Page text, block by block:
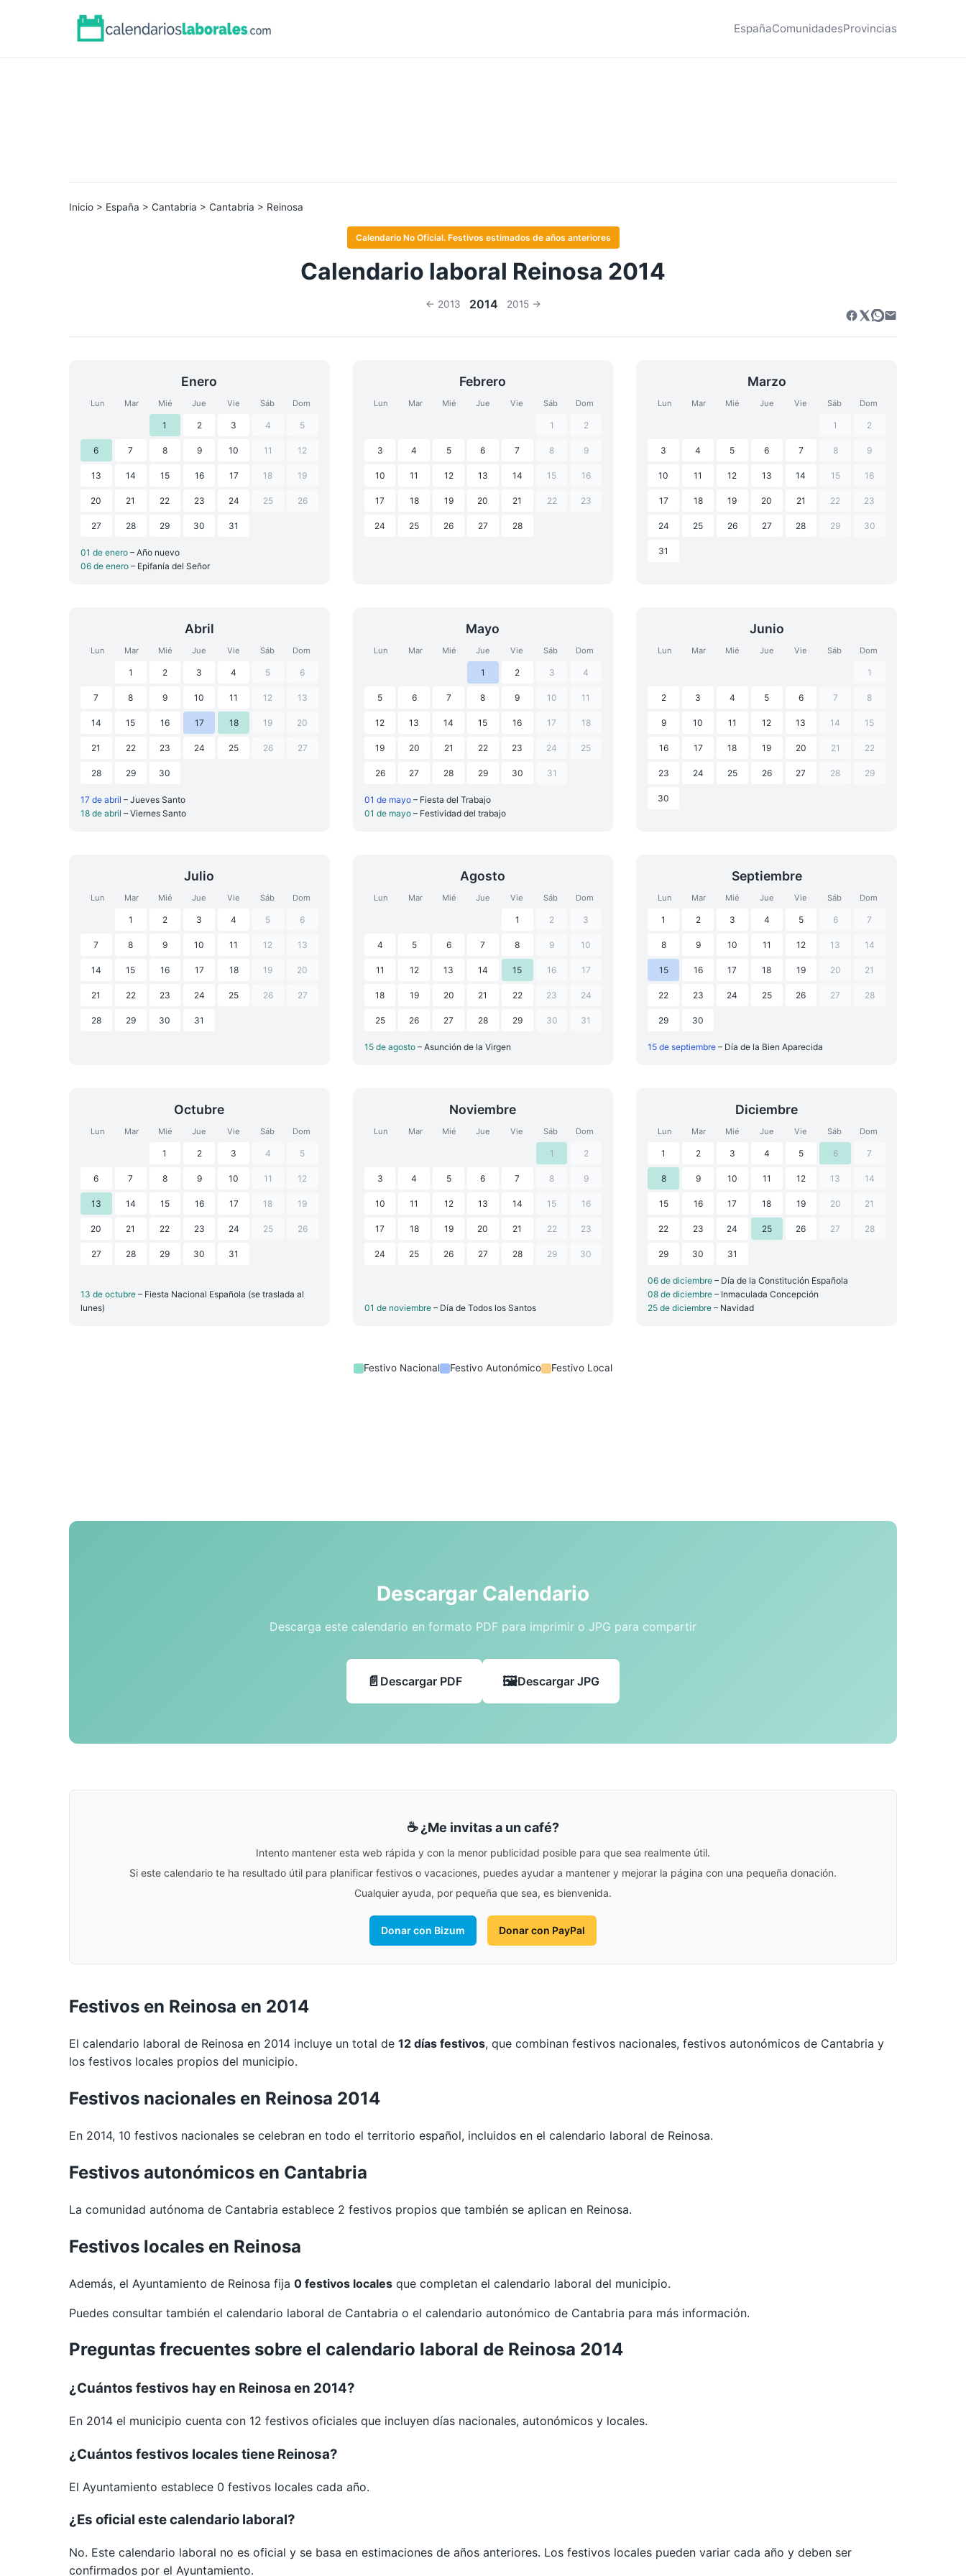
EspañaComunidadesProvincias
Inicio > España > Cantabria > Cantabria > Reinosa
Calendario No Oficial. Festivos estimados de años anteriores
Calendario laboral Reinosa 2014
← 2013 2014 2015 →
Enero
Lun Mar Mié Jue Vie Sáb Dom
1 2 3 4 5
6 7 8 9 10 11 12
13 14 15 16 17 18 19
20 21 22 23 24 25 26
27 28 29 30 31
01 de enero – Año nuevo
06 de enero – Epifanía del Señor
Febrero
Lun Mar Mié Jue Vie Sáb Dom
1 2
3 4 5 6 7 8 9
10 11 12 13 14 15 16
17 18 19 20 21 22 23
24 25 26 27 28
Marzo
Lun Mar Mié Jue Vie Sáb Dom
1 2
3 4 5 6 7 8 9
10 11 12 13 14 15 16
17 18 19 20 21 22 23
24 25 26 27 28 29 30
31
Abril
Lun Mar Mié Jue Vie Sáb Dom
1 2 3 4 5 6
7 8 9 10 11 12 13
14 15 16 17 18 19 20
21 22 23 24 25 26 27
28 29 30
17 de abril – Jueves Santo
18 de abril – Viernes Santo
Mayo
Lun Mar Mié Jue Vie Sáb Dom
1 2 3 4
5 6 7 8 9 10 11
12 13 14 15 16 17 18
19 20 21 22 23 24 25
26 27 28 29 30 31
01 de mayo – Fiesta del Trabajo
01 de mayo – Festividad del trabajo
Junio
Lun Mar Mié Jue Vie Sáb Dom
1
2 3 4 5 6 7 8
9 10 11 12 13 14 15
16 17 18 19 20 21 22
23 24 25 26 27 28 29
30
Julio
Lun Mar Mié Jue Vie Sáb Dom
1 2 3 4 5 6
7 8 9 10 11 12 13
14 15 16 17 18 19 20
21 22 23 24 25 26 27
28 29 30 31
Agosto
Lun Mar Mié Jue Vie Sáb Dom
1 2 3
4 5 6 7 8 9 10
11 12 13 14 15 16 17
18 19 20 21 22 23 24
25 26 27 28 29 30 31
15 de agosto – Asunción de la Virgen
Septiembre
Lun Mar Mié Jue Vie Sáb Dom
1 2 3 4 5 6 7
8 9 10 11 12 13 14
15 16 17 18 19 20 21
22 23 24 25 26 27 28
29 30
15 de septiembre– Día de la Bien Aparecida
Octubre
Lun Mar Mié Jue Vie Sáb Dom
1 2 3 4 5
6 7 8 9 10 11 12
13 14 15 16 17 18 19
20 21 22 23 24 25 26
27 28 29 30 31
13 de octubre – Fiesta Nacional Española (se traslada al
lunes)
Noviembre
Lun Mar Mié Jue Vie Sáb Dom
1 2
3 4 5 6 7 8 9
10 11 12 13 14 15 16
17 18 19 20 21 22 23
24 25 26 27 28 29 30
01 de noviembre – Día de Todos los Santos
Diciembre
Lun Mar Mié Jue Vie Sáb Dom
1 2 3 4 5 6 7
8 9 10 11 12 13 14
15 16 17 18 19 20 21
22 23 24 25 26 27 28
29 30 31
06 de diciembre– Día de la Constitución Española
08 de diciembre– Inmaculada Concepción
25 de diciembre– Navidad
Festivo Nacional Festivo Autonómico Festivo Local
Descargar Calendario
Descarga este calendario en formato PDF para imprimir o JPG para compartir
Descargar PDF Descargar JPG
☕ ¿Me invitas a un café?
Intento mantener esta web rápida y con la menor publicidad posible para que sea realmente útil.
Si este calendario te ha resultado útil para planificar festivos o vacaciones, puedes ayudar a mantener y mejorar la página con una pequeña donación.
Cualquier ayuda, por pequeña que sea, es bienvenida.
Donar con Bizum Donar con PayPal
Festivos en Reinosa en 2014
El calendario laboral de Reinosa en 2014 incluye un total de 12 días festivos, que combinan festivos nacionales, festivos autonómicos de Cantabria y
los festivos locales propios del municipio.
Festivos nacionales en Reinosa 2014
En 2014, 10 festivos nacionales se celebran en todo el territorio español, incluidos en el calendario laboral de Reinosa.
Festivos autonómicos en Cantabria
La comunidad autónoma de Cantabria establece 2 festivos propios que también se aplican en Reinosa.
Festivos locales en Reinosa
Además, el Ayuntamiento de Reinosa fija 0 festivos locales que completan el calendario laboral del municipio.
Puedes consultar también el calendario laboral de Cantabria o el calendario autonómico de Cantabria para más información.
Preguntas frecuentes sobre el calendario laboral de Reinosa 2014
¿Cuántos festivos hay en Reinosa en 2014?
En 2014 el municipio cuenta con 12 festivos oficiales que incluyen días nacionales, autonómicos y locales.
¿Cuántos festivos locales tiene Reinosa?
El Ayuntamiento establece 0 festivos locales cada año.
¿Es oficial este calendario laboral?
No. Este calendario laboral no es oficial y se basa en estimaciones de años anteriores. Los festivos locales pueden variar cada año y deben ser
confirmados por el Ayuntamiento.